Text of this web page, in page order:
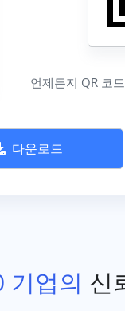
언제든지 QR 코
다운로드
기업의 신